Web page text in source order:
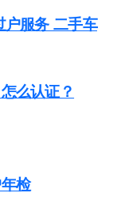
户服务 二手车
么认证？
检